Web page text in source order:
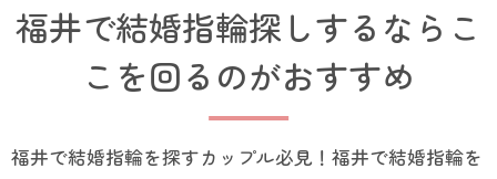
福井で結婚指輪探しするならこ
こを回るのがおすすめ
福井で結婚指輪を探すカップル必見！福井で結婚指輪を